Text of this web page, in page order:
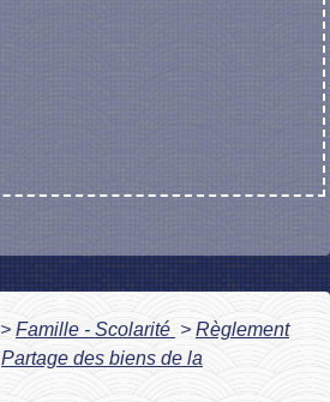
> Famille - Scolarité > Règlement
Partage des biens de la